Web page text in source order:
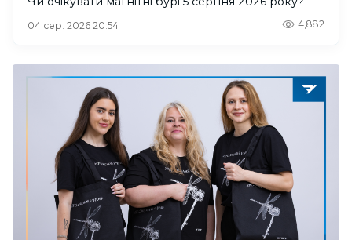
04 сер. 2026 20:54 4,882